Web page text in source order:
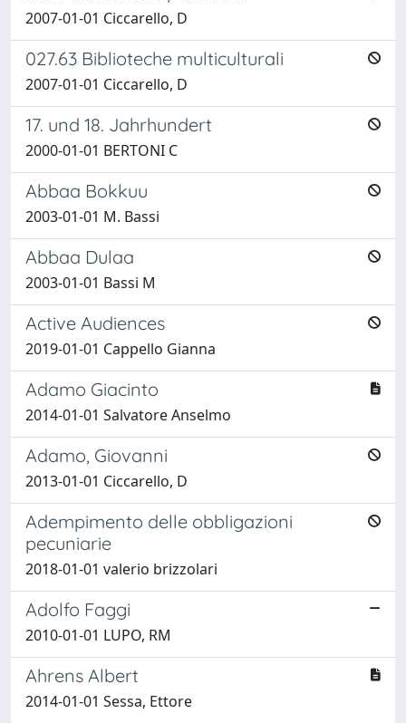
2007-01-01 Ciccarello, D
027.63 Biblioteche multiculturali
2007-01-01 Ciccarello, D
17. und 18. Jahrhundert
2000-01-01 BERTONI C
Abbaa Bokkuu
2003-01-01 M. Bassi
Abbaa Dulaa
2003-01-01 Bassi M
Active Audiences
2019-01-01 Cappello Gianna
Adamo Giacinto
2014-01-01 Salvatore Anselmo
Adamo, Giovanni
2013-01-01 Ciccarello, D
Adempimento delle obbligazioni
pecuniarie
2018-01-01 valerio brizzolari
Adolfo Faggi
2010-01-01 LUPO, RM
Ahrens Albert
2014-01-01 Sessa, Ettore